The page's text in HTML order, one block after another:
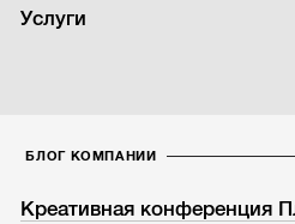
Услуги
БЛОГ КОМПАНИИ
Креативная конференция